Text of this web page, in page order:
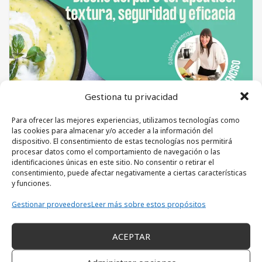
Gestiona tu privacidad
Para ofrecer las mejores experiencias, utilizamos tecnologías como
las cookies para almacenar y/o acceder a la información del
dispositivo. El consentimiento de estas tecnologías nos permitirá
procesar datos como el comportamiento de navegación o las
identificaciones únicas en este sitio. No consentir o retirar el
consentimiento, puede afectar negativamente a ciertas características
y funciones.
Gestionar proveedoresLeer más sobre estos propósitos
ACEPTAR
FISURA LABIOPALATINA MAMIS
DISEÑO DEL PURÉ TERAPÉUTICO: textura,
seguridad y eficacia
Cómo ajustar texturas según la evolución y
necesidades orales del bebé o del paciente.
adecuados en posoperatorios, situaciones clínicas
especiales o durante la introducción de la
Técnicas culinarias sencillas para mejorar sabor,